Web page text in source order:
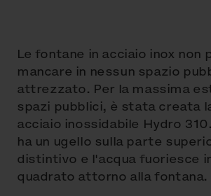
Le fontane in acciaio inox non
mancare in nessun spazio
attrezzato. Per la massima
spazi pubblici, è stata creata
acciaio inossidabile Hydro
ha un ugello sulla parte
distintivo e l'acqua fuoriesce
quadrato attorno alla fontana.